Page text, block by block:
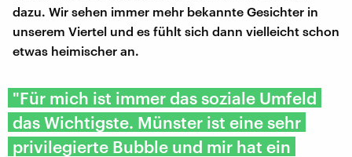
dazu. Wir sehen immer mehr bekannte Gesichter in
unserem Viertel und es fühlt sich dann vielleicht schon
etwas heimischer an.
"Für mich ist immer das soziale Umfeld
das Wichtigste. Münster ist eine sehr
privilegierte Bubble und mir hat ein